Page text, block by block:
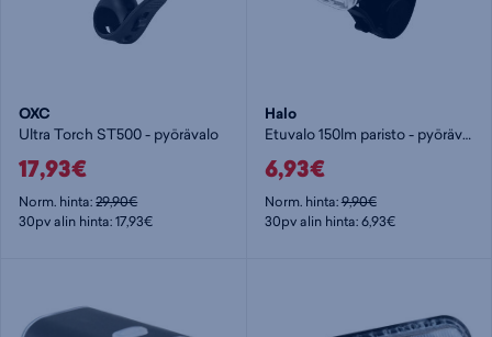
OXC
Ultra Torch ST500 - pyörävalo
17,93€
Norm. hinta:29,90€
30pv alin hinta: 17,93€
Halo
Etuvalo 150lm paristo - pyörävalo
6,93€
Norm. hinta:9,90€
30pv alin hinta: 6,93€